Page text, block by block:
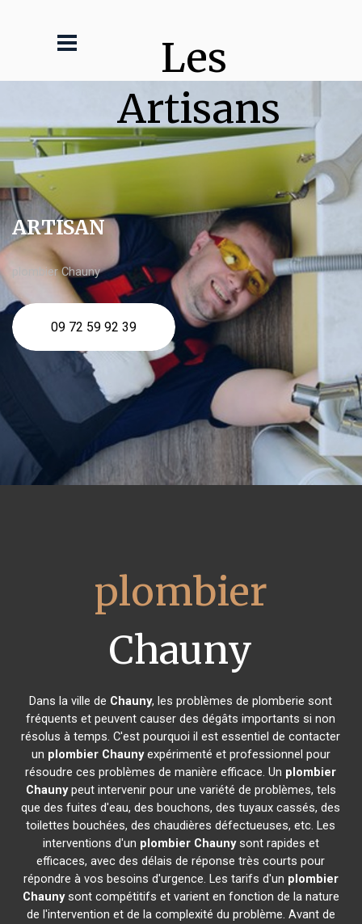
Les
Artisans
ARTISAN
plombier Chauny
09 72 59 92 39
plombier
Chauny
Dans la ville de Chauny, les problèmes de plomberie sont
fréquents et peuvent causer des dégâts importants si non
résolus à temps. C'est pourquoi il est essentiel de contacter
un plombier Chaunyexpérimenté et professionnel pour
résoudre ces problèmes de manière efficace. Un plombier
Chaunypeut intervenir pour une variété de problèmes, tels
que des fuites d'eau, des bouchons, des tuyaux cassés, des
toilettes bouchées, des chaudières défectueuses, etc. Les
interventions d'un plombier Chaunysont rapides et
efficaces, avec des délais de réponse très courts pour
répondre à vos besoins d'urgence. Les tarifs d'un plombier
Chaunysont compétitifs et varient en fonction de la nature
de l'intervention et de la complexité du problème. Avant de